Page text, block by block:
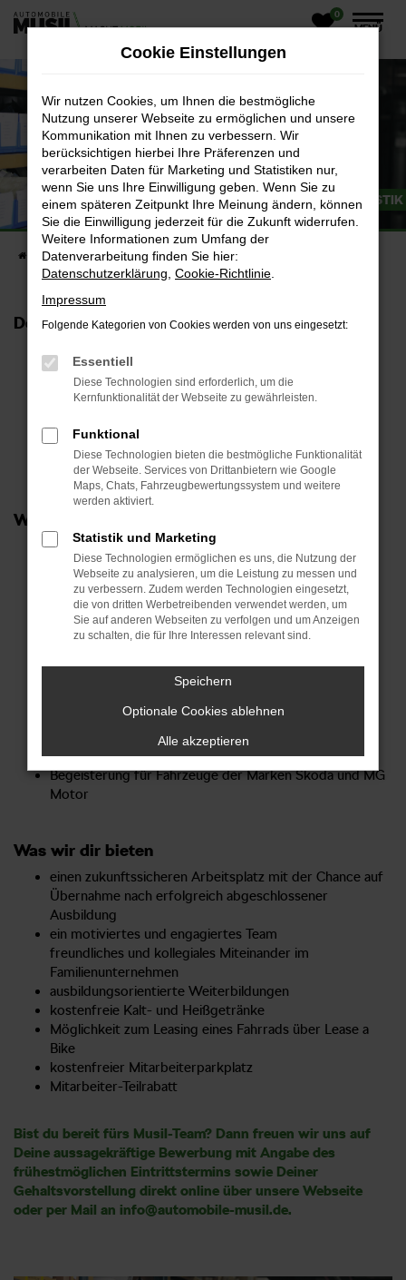
Zum
0
MENÜ
AUSBILDUNG ZUR FACHKRAFT FÜR
Startseite Unternehmen Online Magazin
Deine Aufgaben
Sortimentserstellung
Lagerbedingungen, Lagergut und Bestandskontrolle
Bestellungen und Lieferungen
Betrieblicher Material- und Güterfluss
Verpackungsvorschriften
Umgang mit Datenverarbeitungsprogrammen
Was wir von dir erwarten
Einen gut bis sehr gut abgeschlossene mittlere Reife,
Fachhochschulreife oder Abitur oder einen
vergleichbaren Abschluss
Freundlichkeit, Freude und Geschick im Umgang mit
Menschen sowie Kommunikationsstärke
Verantwortungsbewusstsein, Teamgeist und
Grundkenntnisse der MS-Office-Anwendungen
Arbeitsweise sowie sicheres Auftreten
Besonders gut ausgeprägter Ordnungssinn
Du verstehst Probleme als Herausforderungen
Begeisterung für Fahrzeuge der Marken Skoda und MG
Motor
Was wir dir bieten
einen zukunftssicheren Arbeitsplatz mit der Chance auf
Übernahme nach erfolgreich abgeschlossener
Ausbildung
ein motiviertes und engagiertes Team
freundliches und kollegiales Miteinander im
Familienunternehmen
ausbildungsorientierte Weiterbildungen
kostenfreie Kalt- und Heißgetränke
Möglichkeit zum Leasing eines Fahrrads über Lease a
Bike
kostenfreier Mitarbeiterparkplatz
Mitarbeiter-Teilrabatt
Bist du bereit fürs Musil-Team? Dann freuen wir uns auf
Deine aussagekräftige Bewerbung mit Angabe des
frühestmöglichen Eintrittstermins sowie Deiner
Gehaltsvorstellung direkt online über unsere Webseite
oder per Mail an info@automobile-musil.de.
Cookie Einstellungen
Wir nutzen Cookies, um Ihnen die bestmögliche
Nutzung unserer Webseite zu ermöglichen und unsere
Kommunikation mit Ihnen zu verbessern. Wir
berücksichtigen hierbei Ihre Präferenzen und
verarbeiten Daten für Marketing und Statistiken nur,
wenn Sie uns Ihre Einwilligung geben. Wenn Sie zu
einem späteren Zeitpunkt Ihre Meinung ändern, können
Sie die Einwilligung jederzeit für die Zukunft widerrufen.
Weitere Informationen zum Umfang der
Datenverarbeitung finden Sie hier:
Datenschutzerklärung Cookie-Richtlinie
Impressum
Folgende Kategorien von Cookies werden von uns eingesetzt:
Essentiell
Diese Technologien sind erforderlich, um die
Kernfunktionalität der Webseite zu gewährleisten.
Funktional
Diese Technologien bieten die bestmögliche Funktionalität
der Webseite. Services von Drittanbietern wie Google
Maps, Chats, Fahrzeugbewertungssystem und weitere
werden aktiviert.
Statistik und Marketing
Diese Technologien ermöglichen es uns, die Nutzung der
Webseite zu analysieren, um die Leistung zu messen und
zu verbessern. Zudem werden Technologien eingesetzt,
die von dritten Werbetreibenden verwendet werden, um
Sie auf anderen Webseiten zu verfolgen und um Anzeigen
zu schalten, die für Ihre Interessen relevant sind.
Speichern
Optionale Cookies ablehnen
Alle akzeptieren